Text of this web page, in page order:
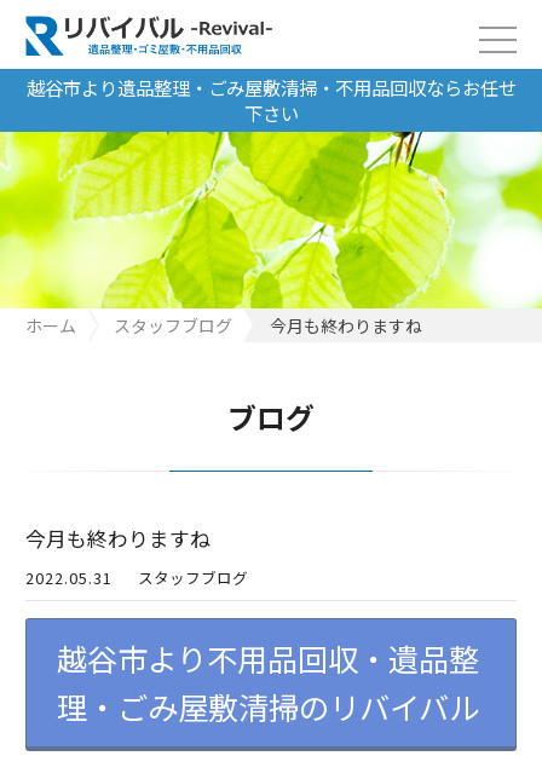
越谷市より遺品整理・ごみ屋敷清掃・不用品回収ならお任せ
下さい
ホーム スタッフブログ 今月も終わりますね
ブログ
今月も終わりますね
2022.05.31 スタッフブログ
越谷市より不用品回収・遺品整
理・ごみ屋敷清掃のリバイバル